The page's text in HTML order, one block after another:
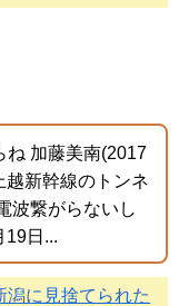
ね 加藤美南(2017
越新幹線のトンネ
波繋がらないし
19日...
潟に見捨てられた